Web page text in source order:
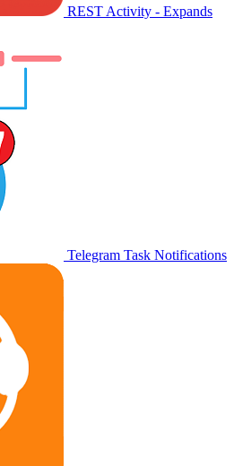
REST Activity - Expands
Telegram Task Notifications